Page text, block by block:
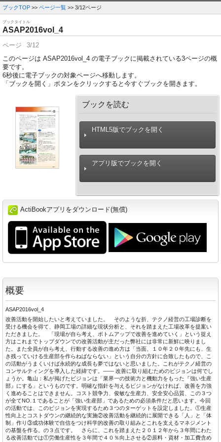
ブックTOP >> ページ一覧 >> 3/12ページ
ブックタイトル
ASAP2016vol_4
ページ
3/12
このページは ASAP2016vol_4 の電子ブックに掲載されている3ページの概
要です。
6秒後に電子ブックの対象ページへ移動します。
「ブックを開く」ボタンをクリックすると今すぐブックを開きます。
ブックを読む
HTML5版でブックを開く
アプリ版でブックを開く
ActiBookアプリをダウンロード(無償)
概要
ASAP2016vol_4
改善活動を開始したいと考えていました。 そのような折、テクノ経営の工場診断を
受ける機会を得て、静岡工場の詳細な現状分析と、それを踏まえた工場改革を提案い
ただきました。 「現場が自ら考え、ボトムアップで改善を進めていく」という捉え
方はこれまでトップダウンでの改善活動が主だった弊社には非常に新鮮に映りまし
た。また全員が自ら考え、行動する改善の進め方は「当面、１０年２０年先にも、生
き残っていける生産部を作らねばならない」という自分の方針に合致したもので、こ
の活動がうまくいけば永続的な成長も夢ではないと思いました。これがテクノ経営の
コンサルティングを導入した経緯です。―― 改善に取り組むためのビジョンは何でし
ょうか。亀山：私が掲げたビジョンは「業界一の技術力と機動力をもった『強い生産
部』にする」というものです。明確な指針を与えるビジョンがなければ、改善を力強
く進めることはできません。コスト競争力、俊敏な生産力、安全安心品質、この３つ
が全てNO.１であることが「強い生産部」であるための必須条件だと思います。今回
の活動では、このビジョンを実現するため３つのターゲットを設定しました。①生産
性向上とコストダウンの継続的な実施②改善活動を継続的に展開できる「人」と「体
制」作り③成功体験で自信をつけ科学的改善の取り組みとこれを支えるマネジメント
の基盤を作る。の３点です。 さらに、これを踏まえた２０１２年から３年間にわた
る改善活動では①労働生産性を３年間で４０％向上させる②原料・資材・加工費含め